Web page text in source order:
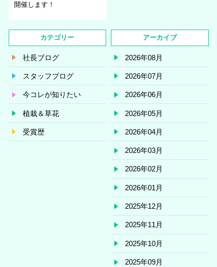
開催します！
カテゴリー
社長ブログ
スタッフブログ
今コレが知りたい
植栽＆草花
受賞歴
アーカイブ
2026年08月
2026年07月
2026年06月
2026年05月
2026年04月
2026年03月
2026年02月
2026年01月
2025年12月
2025年11月
2025年10月
2025年09月